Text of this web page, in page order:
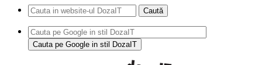
Caută
după: